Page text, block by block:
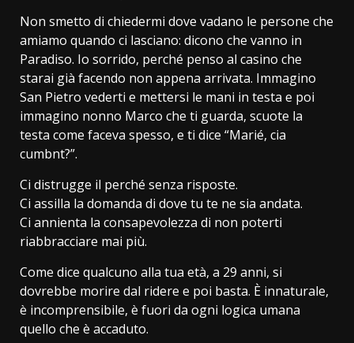
Non smetto di chiedermi dove vadano le persone che
amiamo quando ci lasciano: dicono che vanno in
Paradiso. Io sorrido, perché penso al casino che
starai già facendo non appena arrivata. Immagino
San Pietro vederti e mettersi le mani in testa e poi
immagino nonno Marco che ti guarda, scuote la
testa come faceva spesso, e ti dice “Marié, cia
cumbnt?”.
Ci distrugge il perché senza risposte.
Ci assilla la domanda di dove tu te ne sia andata.
Ci annienta la consapevolezza di non poterti
riabbracciare mai più.
Come dice qualcuno alla tua età, a 29 anni, si
dovrebbe morire dal ridere e poi basta. È innaturale,
è incomprensibile, è fuori da ogni logica umana
quello che è accaduto.